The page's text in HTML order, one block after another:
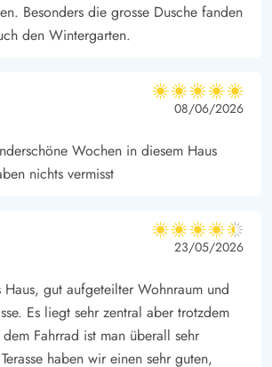
Besonders die grosse Dusche fanden
den Wintergarten.
5 von 5
5 von 5
5 out of 5
08/06/2026
Wochen in diesem Haus
nichts vermisst
4.5 von 5
4.5 von 5
4.5 out of 5
23/05/2026
Haus, gut aufgeteilter Wohnraum und
Es liegt sehr zentral aber trotzdem
Fahrrad ist man überall sehr
haben wir einen sehr guten,